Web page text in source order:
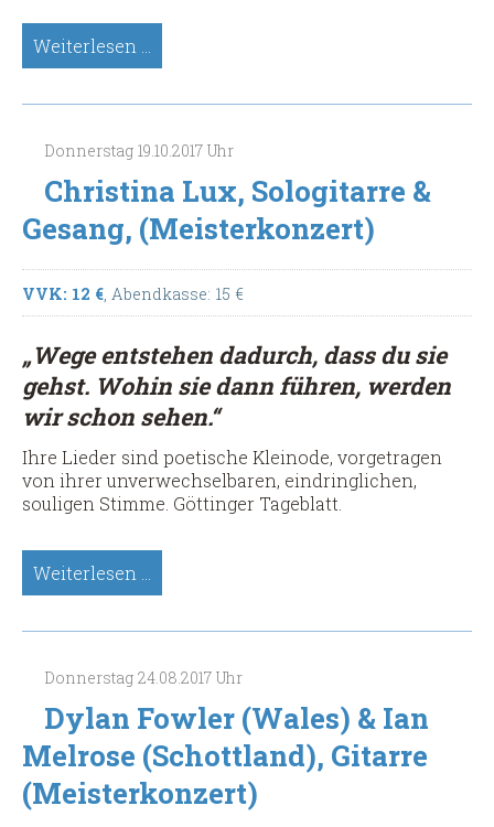
Weiterlesen …
Felix
Komoll,
Okamoto,
Gitarre/Querflöte
Perkussion
Kontrass
(Worldmusic,
Meisterkonzert)
Donnerstag 19.10.2017 Uhr
Christina Lux, Sologitarre &
Gesang, (Meisterkonzert)
VVK: 12 €, Abendkasse: 15 €
„Wege entstehen dadurch, dass du sie
gehst. Wohin sie dann führen, werden
wir schon sehen.“
Ihre Lieder sind poetische Kleinode, vorgetragen
von ihrer unverwechselbaren, eindringlichen,
souligen Stimme. Göttinger Tageblatt.
Weiterlesen …
Christina
Lux,
(Meisterkonzert)
Donnerstag 24.08.2017 Uhr
Dylan Fowler (Wales) & Ian
Melrose (Schottland), Gitarre
(Meisterkonzert)